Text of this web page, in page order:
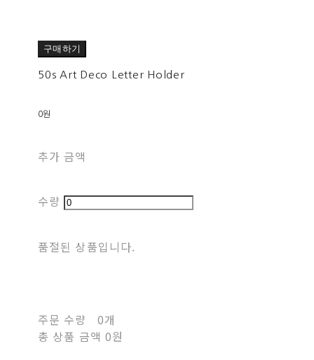
구매하기
50s Art Deco Letter Holder
0원
추가 금액
수량
품절된 상품입니다.
주문 수량
0개
총 상품 금액 0원